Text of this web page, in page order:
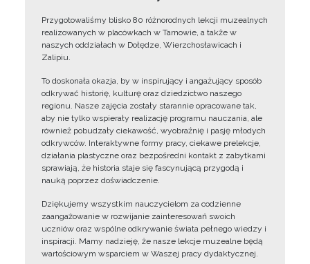
Przygotowaliśmy blisko 80 różnorodnych lekcji muzealnych
realizowanych w placówkach w Tarnowie, a także w
naszych oddziałach w Dołędze, Wierzchosławicach i
Zalipiu.
To doskonała okazja, by w inspirujący i angażujący sposób
odkrywać historię, kulturę oraz dziedzictwo naszego
regionu. Nasze zajęcia zostały starannie opracowane tak,
aby nie tylko wspierały realizację programu nauczania, ale
również pobudzały ciekawość, wyobraźnię i pasję młodych
odkrywców. Interaktywne formy pracy, ciekawe prelekcje,
działania plastyczne oraz bezpośredni kontakt z zabytkami
sprawiają, że historia staje się fascynującą przygodą i
nauką poprzez doświadczenie.
Dziękujemy wszystkim nauczycielom za codzienne
zaangażowanie w rozwijanie zainteresowań swoich
uczniów oraz wspólne odkrywanie świata pełnego wiedzy i
inspiracji. Mamy nadzieję, że nasze lekcje muzealne będą
wartościowym wsparciem w Waszej pracy dydaktycznej.